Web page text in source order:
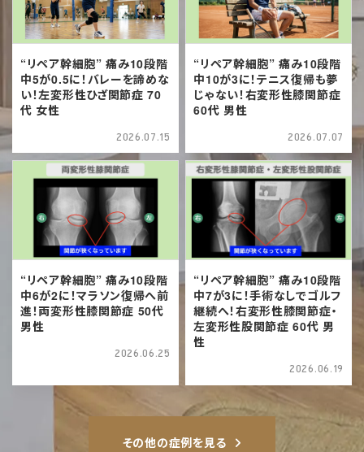
“リペア幹細胞” 痛み10段階
中5が0.5に！バレーを諦めな
い！左変形性ひざ関節症 70
代 女性
2026.07.15
“リペア幹細胞” 痛み10段階
中10が3に！テニス復帰も夢
じゃない！右変形性膝関節症
60代 男性
2026.07.07
“リペア幹細胞” 痛み10段階
中6が2に！マラソン復帰へ前
進！両変形性膝関節症 50代
男性
2026.06.25
“リペア幹細胞” 痛み10段階
中7が3に！手術なしでゴルフ
継続へ！右変形性膝関節症・
左変形性股関節症 60代 男
性
2026.06.19
その他の症例を見る